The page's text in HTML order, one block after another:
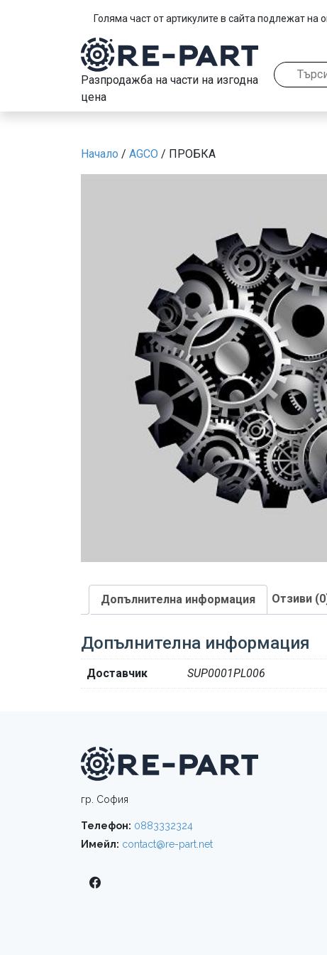
Голяма част от артикулите в сайта подлежат
Разпродажба на части на изгодна
цена
Начало / AGCO / ПРОБКА
Допълнителна информация Отзиви
Допълнителна информация
Доставчик SUP0001PL006
гр. София
Телефон: 0883332324
Имейл: contact@re-part.net